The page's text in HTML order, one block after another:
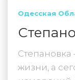
Одесская
Степановка
жизни, а